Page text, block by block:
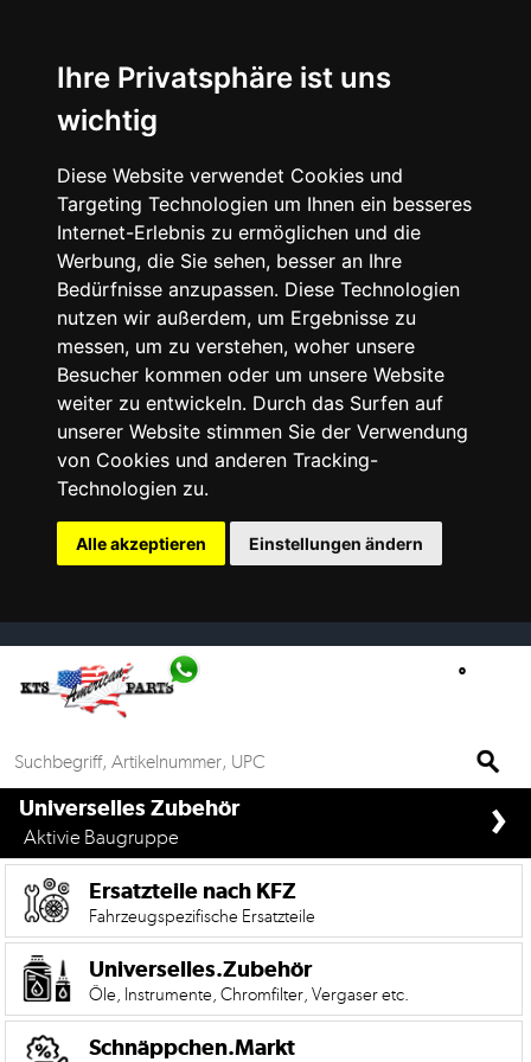
Ihre Privatsphäre ist uns
wichtig
Diese Website verwendet Cookies und
Targeting Technologien um Ihnen ein besseres
Internet-Erlebnis zu ermöglichen und die
Werbung, die Sie sehen, besser an Ihre
Bedürfnisse anzupassen. Diese Technologien
nutzen wir außerdem, um Ergebnisse zu
messen, um zu verstehen, woher unsere
Besucher kommen oder um unsere Website
weiter zu entwickeln. Durch das Surfen auf
unserer Website stimmen Sie der Verwendung
von Cookies und anderen Tracking-
Technologien zu.
Alle akzeptieren Einstellungen ändern
nach
KFZ
Universelles
Anfrage
&
Kontaktformular
Garage
Carport
Die
Mobile
Version
if%> >
Universelles Zubehör
Aktivie Baugruppe ›
Ersatzteile nach KFZ
Fahrzeugspezifische Ersatzteile
Universelles.Zubehör
Öle, Instrumente, Chromfilter, Vergaser etc.
Schnäppchen.Markt